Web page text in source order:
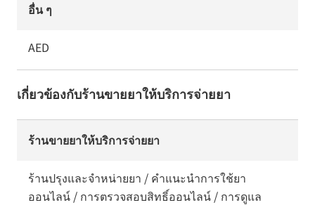
อื่น ๆ
AED
เกี่ยวข้องกับร้านขายยาให้บริการจ่ายยา
ร้านขายยาให้บริการจ่ายยา
ร้านปรุงและจำหน่ายยา / คำแนะนำการใช้ยา
ออนไลน์ / การตรวจสอบสิทธิ์ออนไลน์ / การดูแล